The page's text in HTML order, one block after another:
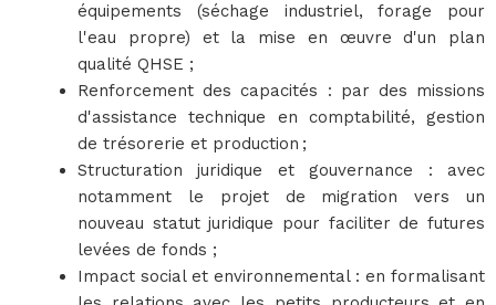
équipements (séchage industriel, forage pour
l'eau propre) et la mise en œuvre d'un plan
qualité QHSE ;
Renforcement des capacités : par des missions
d'assistance technique en comptabilité, gestion
de trésorerie et production ;
Structuration juridique et gouvernance : avec
notamment le projet de migration vers un
nouveau statut juridique pour faciliter de futures
levées de fonds ;
Impact social et environnemental : en formalisant